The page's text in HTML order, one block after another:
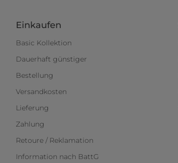
Einkaufen
Basic Kollektion
Dauerhaft günstiger
Bestellung
Versandkosten
Lieferung
Zahlung
Retoure / Reklamation
Information nach BattG